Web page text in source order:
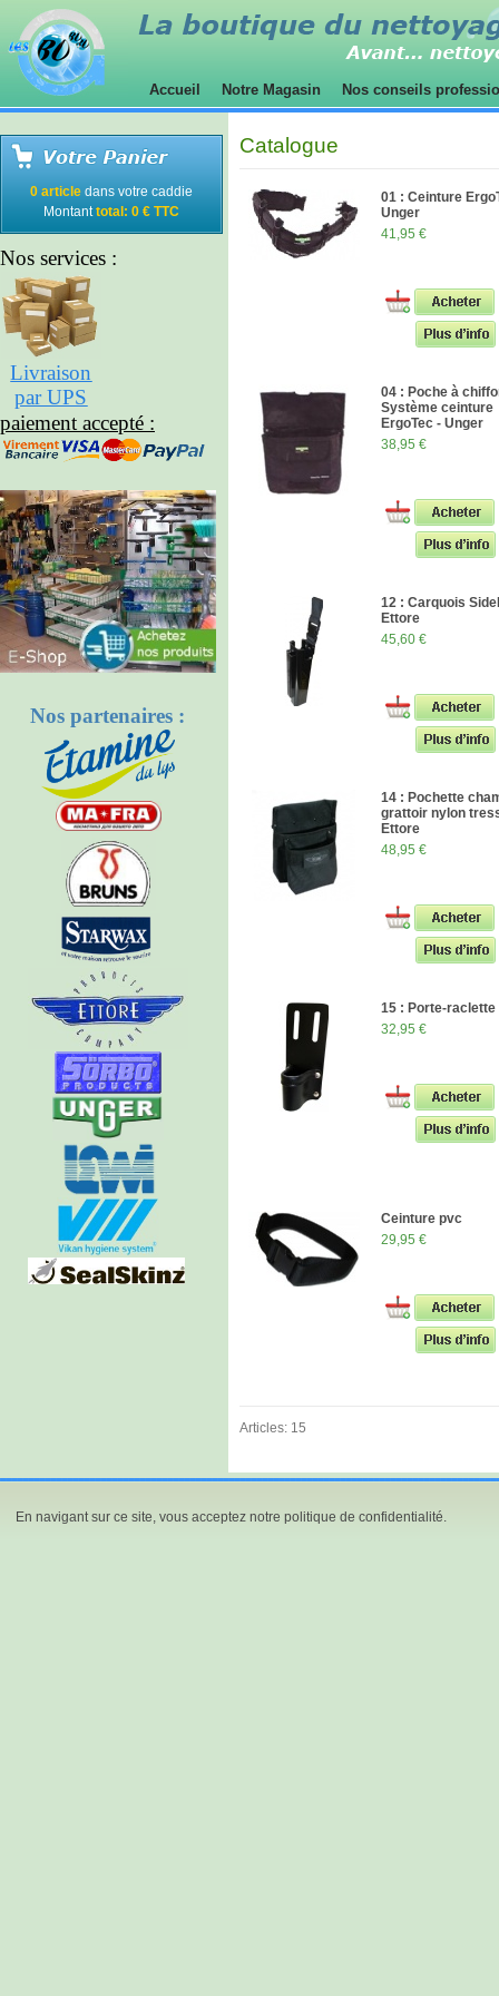
Accueil Notre Magasin Nos conseils
0 article dans votre caddie
Montanttotal: 0 € TTC
Nos services :
Livraison
par UPS
paiement accepté :
Nos partenaires :
Catalogue
01 : Ceinture
Unger
41,95 €
04 : Poche à
Système ceinture
ErgoTec - Unger
38,95 €
12 : Carquois
Ettore
45,60 €
14 : Pochette
grattoir nylon
Ettore
48,95 €
15 : Porte-
32,95 €
Ceinture pvc
29,95 €
Articles: 15
En navigant sur ce site, vous acceptez notre politique de confidentialité.